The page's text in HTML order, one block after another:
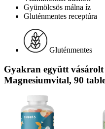
Gyümölcsös málna íz
Gluténmentes receptúra
Gluténmentes
Gyakran együtt
Magnesiumvital, 90